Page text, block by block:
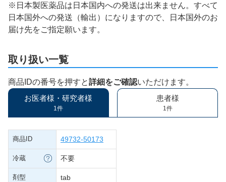
※日本製医薬品は日本国内への発送は出来ません。すべて
日本国外への発送（輸出）になりますので、日本国外のお
届け先をご指定願います。
取り扱い一覧
商品IDの番号を押すと詳細をご確認いただけます。
お医者様・研究者様
1件
患者様
1件
商品ID 49732-50173
冷蔵 不要
剤型 tab